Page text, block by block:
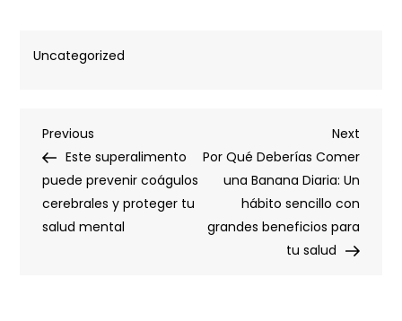
Uncategorized
Post
navigation
Previous
Post
Previous
Este superalimento
puede prevenir coágulos
cerebrales y proteger tu
salud mental
Next
Post
Next
Por Qué Deberías Comer
una Banana Diaria: Un
hábito sencillo con
grandes beneficios para
tu salud